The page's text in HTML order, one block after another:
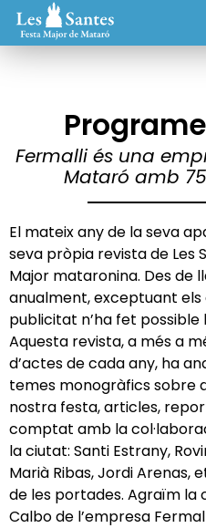
Fermalli és una
Mataró amb
El mateix any de la seva
seva pròpia revista de Les
Major mataronina. Des de
anualment, exceptuant els
publicitat n’ha fet
Aquesta revista, a més a
d’actes de cada any, ha
temes monogràfics sobre
nostra festa, articles,
comptat amb la
la ciutat: Santi Estrany,
Marià Ribas, Jordi Arenas,
de les portades. Agraïm la
Calbo de l’empresa